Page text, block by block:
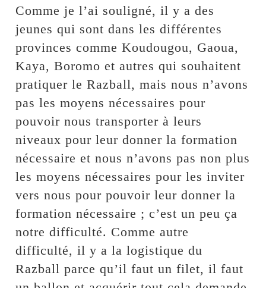
Comme je l’ai souligné, il y a des
jeunes qui sont dans les différentes
provinces comme Koudougou, Gaoua,
Kaya, Boromo et autres qui souhaitent
pratiquer le Razball, mais nous n’avons
pas les moyens nécessaires pour
pouvoir nous transporter à leurs
niveaux pour leur donner la formation
nécessaire et nous n’avons pas non plus
les moyens nécessaires pour les inviter
vers nous pour pouvoir leur donner la
formation nécessaire ; c’est un peu ça
notre difficulté. Comme autre
difficulté, il y a la logistique du
Razball parce qu’il faut un filet, il faut